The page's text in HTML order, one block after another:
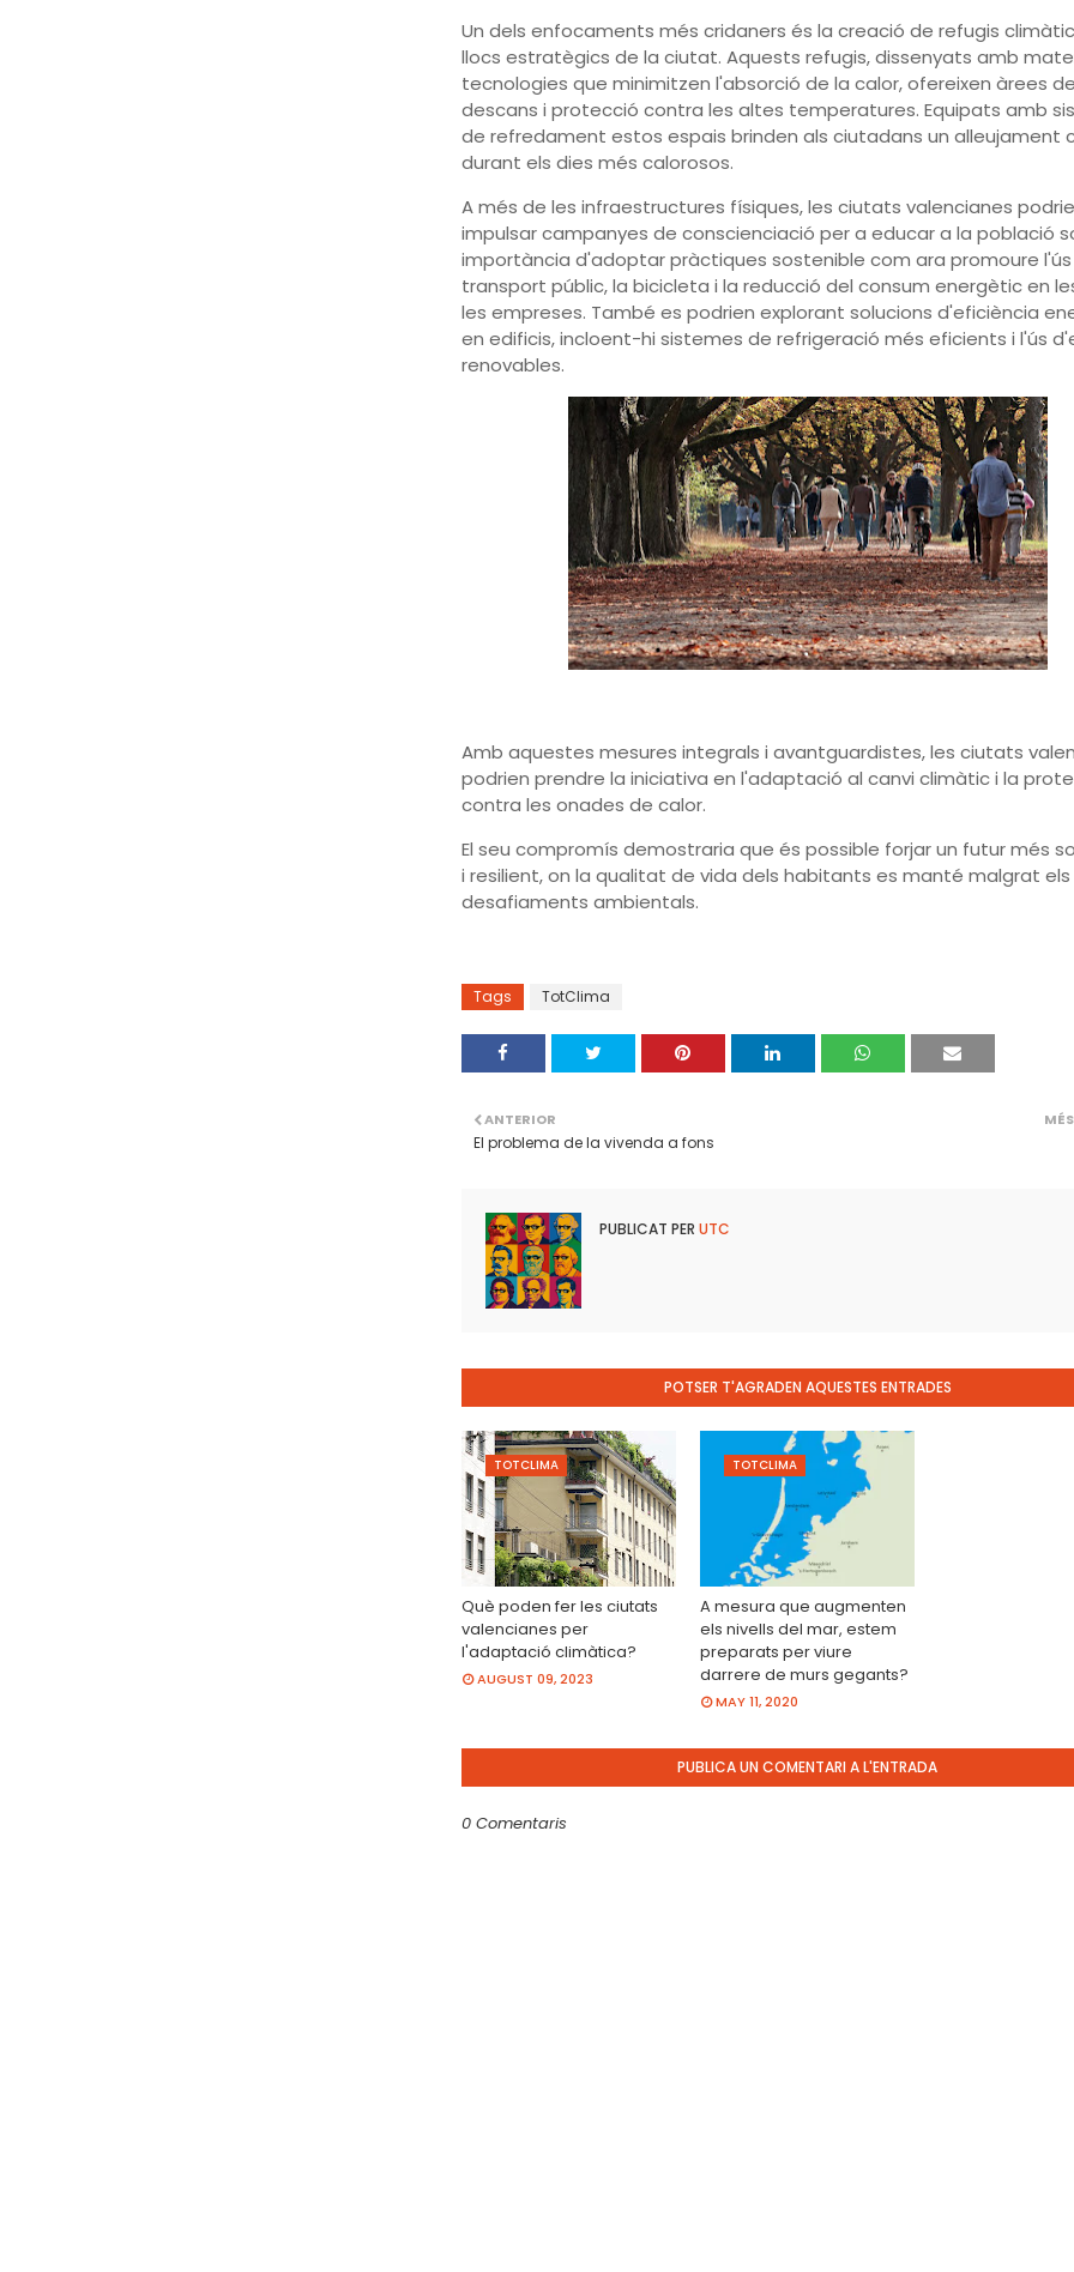
Un dels enfocaments més cridaners és la creació de refugis
llocs estratègics de la ciutat. Aquests refugis, dissenyats amb
tecnologies que minimitzen l'absorció de la calor, ofereixen àrees de
descans i protecció contra les altes temperatures. Equipats amb
de refredament estos espais brinden als ciutadans un alleujament
durant els dies més calorosos.
A més de les infraestructures físiques, les ciutats valencianes
impulsar campanyes de conscienciació per a educar a la població
importància d'adoptar pràctiques sostenible com ara promoure
transport públic, la bicicleta i la reducció del consum energètic en
les empreses. També es podrien explorant solucions d'eficiència
en edificis, incloent-hi sistemes de refrigeració més eficients i l'ús
renovables.
Amb aquestes mesures integrals i avantguardistes, les ciutats
podrien prendre la iniciativa en l'adaptació al canvi climàtic i la
contra les onades de calor.
El seu compromís demostraria que és possible forjar un futur més
i resilient, on la qualitat de vida dels habitants es manté malgrat els
desafiaments ambientals.
Tags TotClima
ANTERIOR
El problema de la vivenda a fons
PUBLICAT PER UTC
POTSER T'AGRADEN AQUESTES ENTRADES
TOTCLIMA
Què poden fer les ciutats
valencianes per
l'adaptació climàtica?
AUGUST 09, 2023
TOTCLIMA
A mesura que augmenten
els nivells del mar, estem
preparats per viure
darrere de murs gegants?
MAY 11, 2020
PUBLICA UN COMENTARI A L'ENTRADA
0 Comentaris